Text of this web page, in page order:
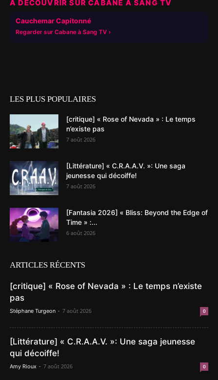
À DÉCOUVRIR SUR CABANE À SANG TV
Cauchemar Capitonné
Regarder sur Cabane à Sang TV
LES PLUS POPULAIRES
[critique] « Rose of Nevada » : Le temps
n’existe pas
7 août 2026
[Littérature] « C.R.A.A.V. »: Une saga
jeunesse qui décoiffe!
7 août 2026
[Fantasia 2026] « Bliss: Beyond the Edge of
Time » :...
6 août 2026
ARTICLES RÉCENTS
[critique] « Rose of Nevada » : Le temps n’existe
pas
Stéphane Turgeon - 7 août 2026 0
[Littérature] « C.R.A.A.V. »: Une saga jeunesse
qui décoiffe!
Amy Rioux - 7 août 2026 0